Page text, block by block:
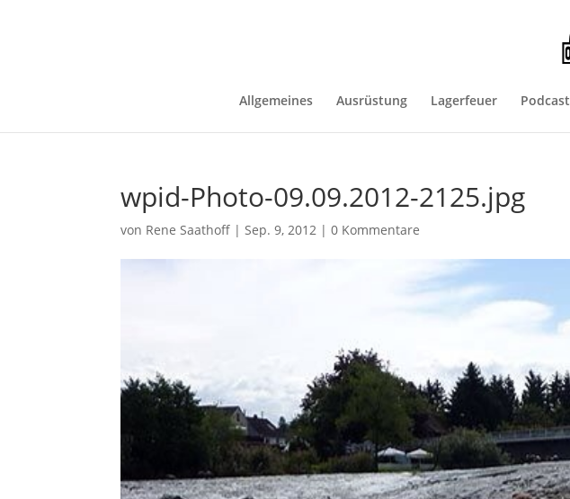
Allgemeines Ausrüstung Lagerfeuer Podcast
wpid-Photo-09.09.2012-2125.jpg
von Rene Saathoff |Sep. 9, 2012 |0 Kommentare